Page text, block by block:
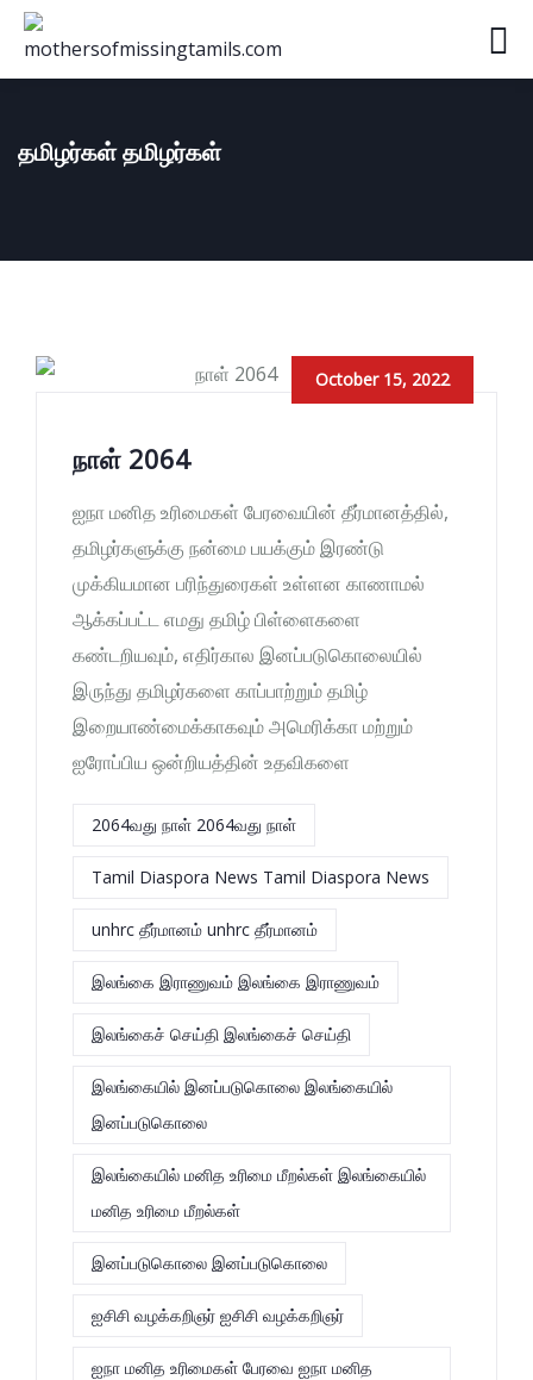
தமிழர்கள் தமிழர்கள்
October 15, 2022
நாள் 2064
ஐநா மனித உரிமைகள் பேரவையின் தீர்மானத்தில்,
தமிழர்களுக்கு நன்மை பயக்கும் இரண்டு
முக்கியமான பரிந்துரைகள் உள்ளன காணாமல்
ஆக்கப்பட்ட எமது தமிழ் பிள்ளைகளை
கண்டறியவும், எதிர்கால இனப்படுகொலையில்
இருந்து தமிழர்களை காப்பாற்றும் தமிழ்
இறையாண்மைக்காகவும் அமெரிக்கா மற்றும்
ஐரோப்பிய ஒன்றியத்தின் உதவிகளை
2064வது நாள் 2064வது நாள்
Tamil Diaspora News Tamil Diaspora News
unhrc தீர்மானம் unhrc தீர்மானம்
இலங்கை இராணுவம் இலங்கை இராணுவம்
இலங்கைச் செய்தி இலங்கைச் செய்தி
இலங்கையில் இனப்படுகொலை இலங்கையில்
இனப்படுகொலை
இலங்கையில் மனித உரிமை மீறல்கள் இலங்கையில்
மனித உரிமை மீறல்கள்
இனப்படுகொலை இனப்படுகொலை
ஐசிசி வழக்கறிஞர் ஐசிசி வழக்கறிஞர்
ஐநா மனித உரிமைகள் பேரவை ஐநா மனித